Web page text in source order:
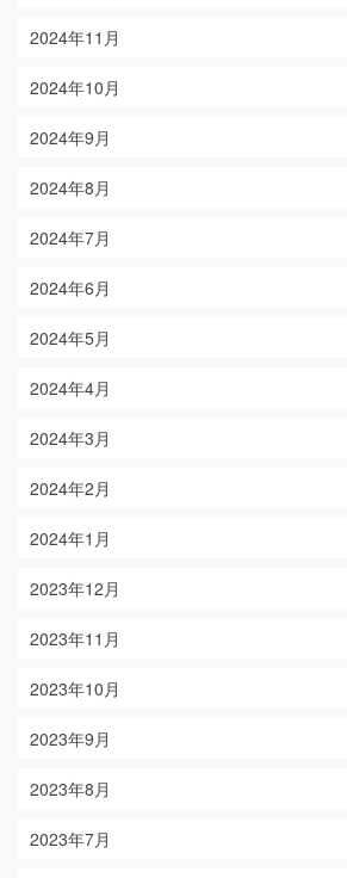
2024年11月
2024年10月
2024年9月
2024年8月
2024年7月
2024年6月
2024年5月
2024年4月
2024年3月
2024年2月
2024年1月
2023年12月
2023年11月
2023年10月
2023年9月
2023年8月
2023年7月